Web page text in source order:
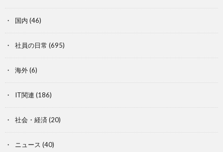
国内 (46)
社員の日常 (695)
海外(6)
IT関連 (186)
社会・経済 (20)
ニュース (40)